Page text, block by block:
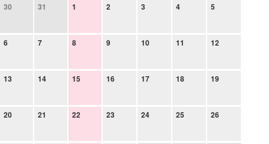
30
31 1 2 3 4 5
6 7 8 9 10 11 12
13 14 15 16 17 18 19
20 21 22 23 24 25 26